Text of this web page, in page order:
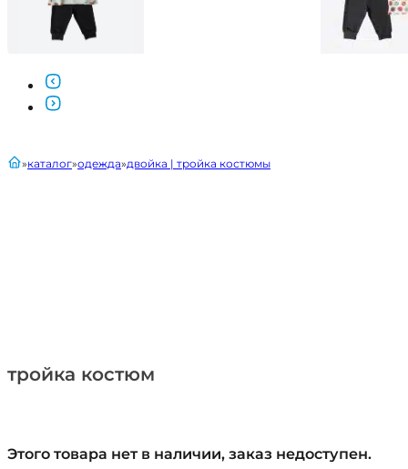
тройка костюм
главнаякаталог одежда двойка | тройка костюмы
Этого товара нет в наличии, заказ недоступен.